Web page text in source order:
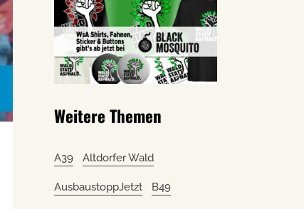
Weitere Themen
A39 Altdorfer Wald
AusbaustoppJetzt B49